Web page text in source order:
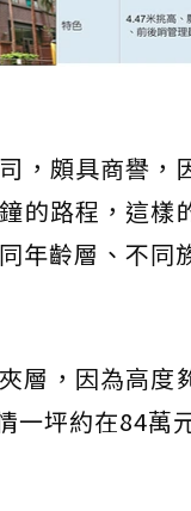
，頗具商譽，
的路程，這樣
年齡層、不同
層，因為高度
一坪約在84萬